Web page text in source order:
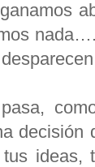
decisión
ideas,